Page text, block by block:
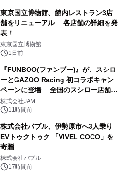
東京国立博物館、館内レストラン3店
舗をリニューアル 各店舗の詳細を発
表！
東京国立博物館
1日前
『FUNBOO(ファンブー)』が、スシロ
ーとGAZOO Racing 初コラボキャン
ペーンに登場 全国のスシロー店舗で
GR 4車種の FUNBOO(ミニカー)付き
メニューが展開されます
株式会社JAM
11時間前
株式会社バブル、伊勢原市へ3人乗り
EVトゥクトゥク 「VIVEL COCO」を
寄贈
株式会社バブル
17時間前